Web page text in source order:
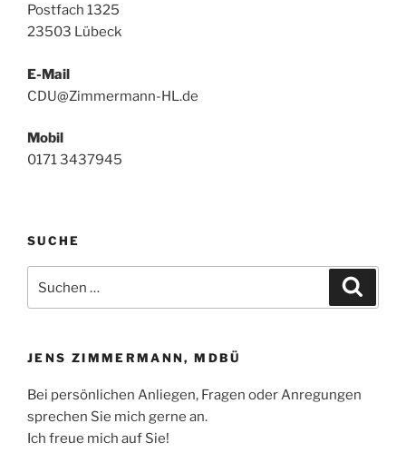
Postfach 1325
23503 Lübeck
E-Mail
CDU@Zimmermann-HL.de
Mobil
0171 3437945
SUCHE
nach:
JENS ZIMMERMANN, MDBÜ
Bei persönlichen Anliegen, Fragen oder Anregungen
sprechen Sie mich gerne an.
Ich freue mich auf Sie!